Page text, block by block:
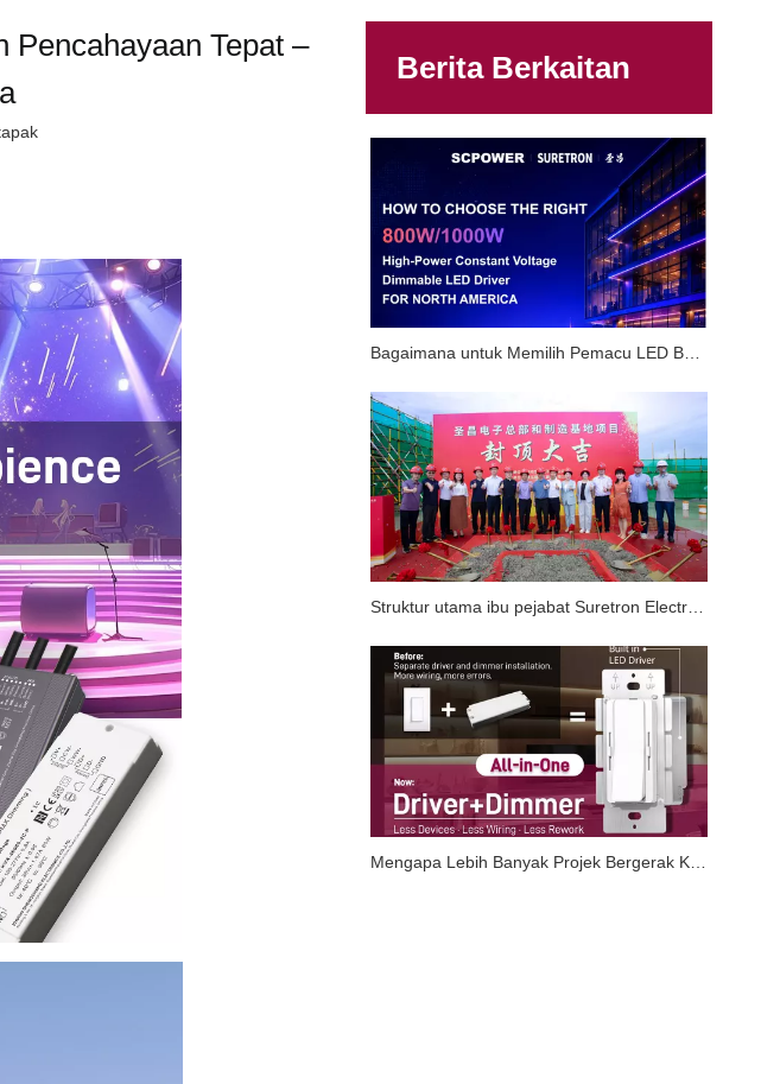
Pencahayaan Tepat –
Berita Berkaitan
Bagaimana untuk Memilih Pemacu LED Boleh Dimalapkan Voltan Malar Kuasa Tinggi 800W/1000W yang Tepat untuk Pasaran Amerika Utara?
Struktur utama ibu pejabat Suretron Electronics dan projek asas pembuatan telah berjaya disiapkan.
Mengapa Lebih Banyak Projek Bergerak Ke Arah 'Pemacu+Pemalap'Penyelesaian Bersepadu?